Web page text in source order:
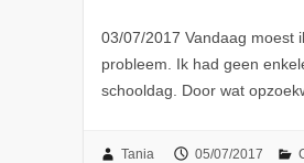
03/07/2017 Vandaag moest
probleem. Ik had geen
schooldag. Door wat
Tania 05/07/2017